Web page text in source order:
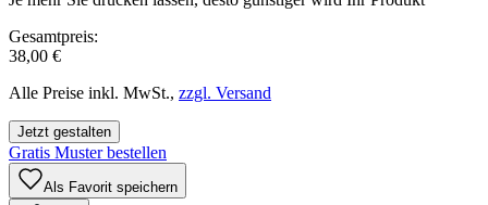
Gesamtpreis:
38,00 €
Alle Preise inkl. MwSt., zzgl. Versand
Jetzt gestalten
Gratis Muster bestellen
Als Favorit speichern